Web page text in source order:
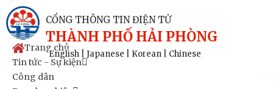
CỔNG THÔNG TIN ĐIỆN TỬ
THÀNH PHỐ HẢI PHÒNG
English Japanese Korean Chinese
Trang chủ
Tin tức - Sự kiện
Công dân